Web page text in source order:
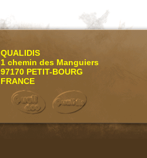
QUALIDIS
1 chemin des Manguiers
97170 PETIT-BOURG
FRANCE